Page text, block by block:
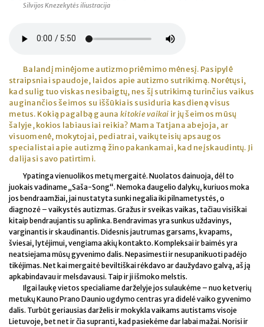
Silvijos Knezekytės iliustracija
Balandį minėjome autizmo priėmimo mėnesį. Pasipylė
straipsniai spaudoje, laidos apie autizmo sutrikimą. Norėtųsi,
kad sulig tuo viskas nesibaigtų, nes šį sutrikimą turinčius vaikus
auginančios šeimos su iššūkiais susiduria kasdieną visus
metus. Kokią pagalbą gaunakitokie vaikai ir jų šeimos mūsų
šalyje, kokios labiausiai reikia? Mama Tatjana abejoja, ar
visuomenė, mokytojai, pediatrai, vaikų teisių apsaugos
specialistai apie autizmą žino pakankamai, kad neįskaudintų. Ji
dalijasi savo patirtimi.
Ypatinga vienuolikos metų mergaitė. Nuolatos dainuoja, dėl to
juokais vadiname „Saša-Song“. Nemoka daugelio dalykų, kuriuos moka
jos bendraamžiai, jai nustatyta sunki negalia iki pilnametystės, o
diagnozė – vaikystės autizmas. Gražus ir sveikas vaikas, tačiau visiškai
kitaip bendraujantis su aplinka. Bendravimas yra sunkus uždavinys,
varginantis ir skaudinantis. Didesnis jautrumas garsams, kvapams,
šviesai, lytėjimui, vengiama akių kontakto. Kompleksai ir baimės yra
neatsiejama mūsų gyvenimo dalis. Nepasimesti ir nesupanikuoti padėjo
tikėjimas. Net kai mergaitė beviltiškai rėkdavo ar daužydavo galvą, aš ją
apkabindavau ir melsdavausi. Taip ir ji išmoko melstis.
Ilgai laukę vietos specialiame darželyje jos sulaukėme – nuo ketverių
metukų Kauno Prano Daunio ugdymo centras yra didelė vaiko gyvenimo
dalis. Turbūt geriausias darželis ir mokykla vaikams autistams visoje
Lietuvoje, bet net ir čia supranti, kad pasiekėme dar labai mažai. Norisi ir